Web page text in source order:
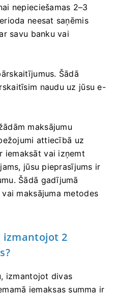
nepieciešamas 2–3
neesat saņēmis
savu banku vai
Šādā
naudu uz jūsu e-
maksājumu
attiecībā uz
iemaksāt vai izņemt
jūsu pieprasījums ir
Šādā gadījumā
maksājuma metodes
izmantojot 2
izmantojot divas
iemaksas summa ir